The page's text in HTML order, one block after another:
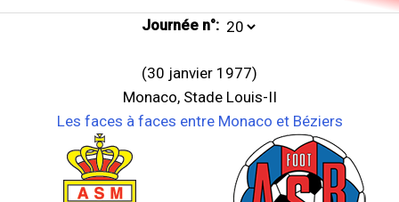
Journée n°:
(30 janvier 1977)
Monaco, Stade Louis-II
Les faces à faces entre Monaco et Béziers